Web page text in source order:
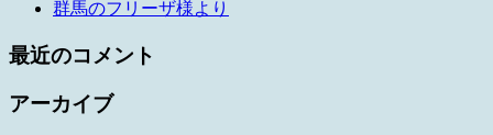
群馬のフリーザ様より
最近のコメント
アーカイブ